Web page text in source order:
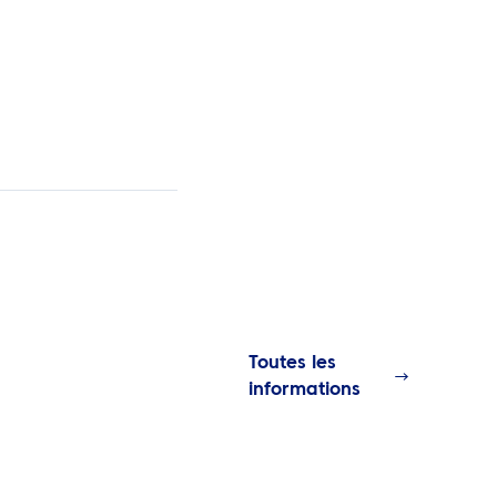
Toutes les
informations